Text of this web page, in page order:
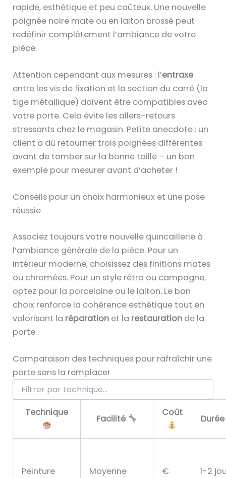
rapide, esthétique et peu coûteux. Une nouvelle
poignée noire mate ou en laiton brossé peut
redéfinir complètement l’ambiance de votre
pièce.
Attention cependant aux mesures : l’entraxe
entre les vis de fixation et la section du carré (la
tige métallique) doivent être compatibles avec
votre porte. Cela évite les allers-retours
stressants chez le magasin. Petite anecdote : un
client a dû retourner trois poignées différentes
avant de tomber sur la bonne taille – un bon
exemple pour mesurer avant d’acheter !
Conseils pour un choix harmonieux et une pose
réussie
Associez toujours votre nouvelle quincaillerie à
l’ambiance générale de la pièce. Pour un
intérieur moderne, choisissez des finitions mates
ou chromées. Pour un style rétro ou campagne,
optez pour la porcelaine ou le laiton. Le bon
choix renforce la cohérence esthétique tout en
valorisant la réparation et la restauration de la
porte.
Comparaison des techniques pour rafraîchir une
porte sans la remplacer
F
Technique
Facilité
Coût
Durée
Peinture Moyenne € 1-2